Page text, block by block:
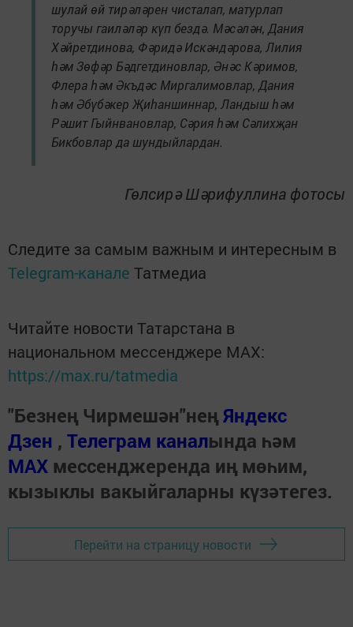
шулай өй тирәләрен чисталап, матурлап
торучы гаиләләр күп бездә. Мәсәлән, Дания
Хәйретдинова, Фәридә Искәндәрова, Лилия
һәм Зөфәр Бәдгетдиновлар, Әнәс Кәримов,
Флера һәм Әкъдәс Миргалимовлар, Дания
һәм Әбүбәкер Җиһаншиннар, Ландыш һәм
Рәшит Гыйнвановлар, Сәрия һәм Сәлихҗан
Бикбовлар да шундыйлардан.
Гөлсирә Шәрифуллина фотосы
Следите за самым важным и интересным в
Telegram-канале Татмедиа
Читайте новости Татарстана в
национальном мессенджере MАХ:
https://max.ru/tatmedia
"Безнең Чирмешән"неңЯндекс
Дзен , Телеграм каналында һәм
МАХ мессенджеренда иң мөһим,
кызыклы вакыйгаларны күзәтегез.
Перейти на страницу новости